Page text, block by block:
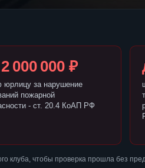
000 000 ₽
юрлицу за нарушение
пожарной
- ст. 20.4 КоАП РФ
клуба, чтобы проверка прошла без